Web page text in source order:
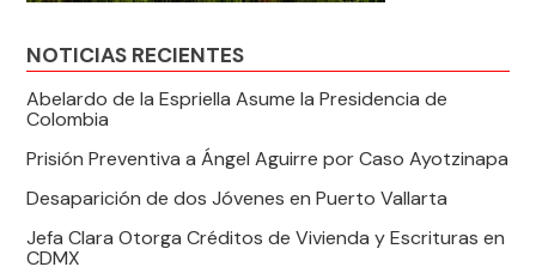
NOTICIAS RECIENTES
Abelardo de la Espriella Asume la Presidencia de
Colombia
Prisión Preventiva a Ángel Aguirre por Caso Ayotzinapa
Desaparición de dos Jóvenes en Puerto Vallarta
Jefa Clara Otorga Créditos de Vivienda y Escrituras en
CDMX